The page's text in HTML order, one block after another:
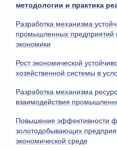
методологии и практика
Разработка механизма
промышленных предприятий
экономики
Рост экономической
хозяйственной системы в
Разработка механизма
взаимодействия
Повышение эффективности
золотодобывающих
экономической среде